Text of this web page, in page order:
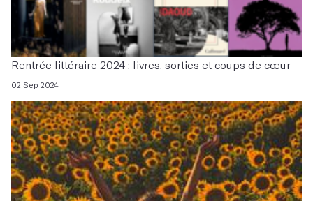
Rentrée littéraire 2024 : livres, sorties et coups de cœur
02 Sep 2024